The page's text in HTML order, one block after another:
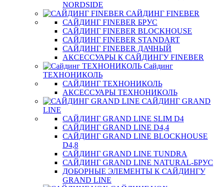
NORDSIDE
САЙДИНГ FINEBER
САЙДИНГ FINEBER БРУС
САЙДИНГ FINEBER BLOCKHOUSE
САЙДИНГ FINEBER STANDART
САЙДИНГ FINEBER ДАЧНЫЙ
АКСЕССУАРЫ К САЙДИНГУ FINEBER
Сайдинг
ТЕХНОНИКОЛЬ
САЙДИНГ ТЕХНОНИКОЛЬ
АКСЕССУАРЫ ТЕХНОНИКОЛЬ
САЙДИНГ GRAND
LINE
САЙДИНГ GRAND LINE SLIM D4
САЙДИНГ GRAND LINE D4,4
САЙДИНГ GRAND LINE BLOCKHOUSE
D4,8
САЙДИНГ GRAND LINE TUNDRA
САЙДИНГ GRAND LINE NATURAL-БРУС
ДОБОРНЫЕ ЭЛЕМЕНТЫ К САЙДИНГУ
GRAND LINE